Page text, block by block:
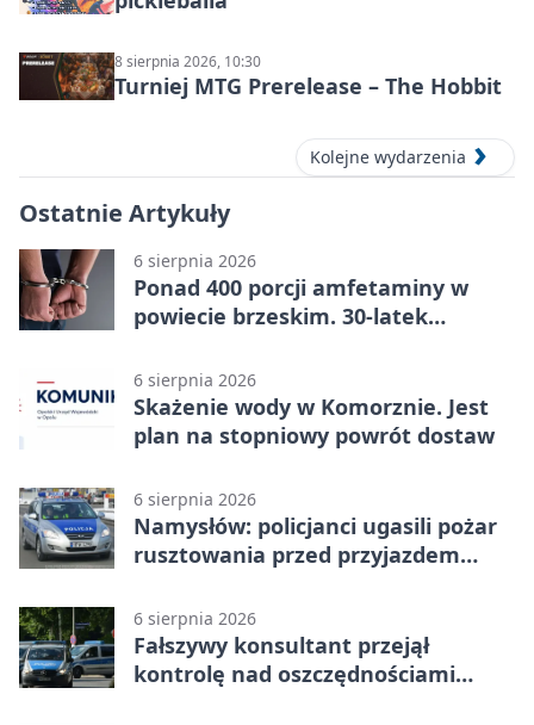
8 sierpnia 2026, 10:30
Turniej MTG Prerelease – The Hobbit
Kolejne wydarzenia
Ostatnie Artykuły
6 sierpnia 2026
Ponad 400 porcji amfetaminy w
powiecie brzeskim. 30-latek
6 sierpnia 2026
Skażenie wody w Komorznie. Jest
plan na stopniowy powrót dostaw
6 sierpnia 2026
Namysłów: policjanci ugasili pożar
rusztowania przed przyjazdem
6 sierpnia 2026
Fałszywy konsultant przejął
kontrolę nad oszczędnościami